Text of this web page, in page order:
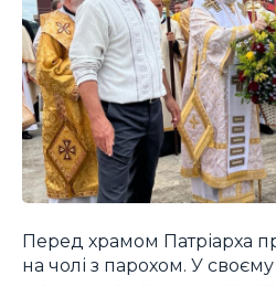
Перед храмом Патріарха
на чолі з парохом. У своєму